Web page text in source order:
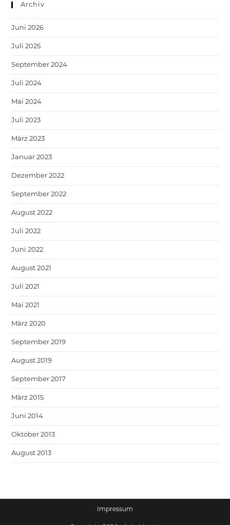
Archiv
Juni 2026
Juli 2025
September 2024
Juli 2024
Mai 2024
Juli 2023
März 2023
Januar 2023
Dezember 2022
September 2022
August 2022
Juli 2022
Juni 2022
August 2021
Juli 2021
Mai 2021
März 2020
September 2019
August 2019
September 2017
März 2015
Juni 2014
Oktober 2013
August 2013
Impressum